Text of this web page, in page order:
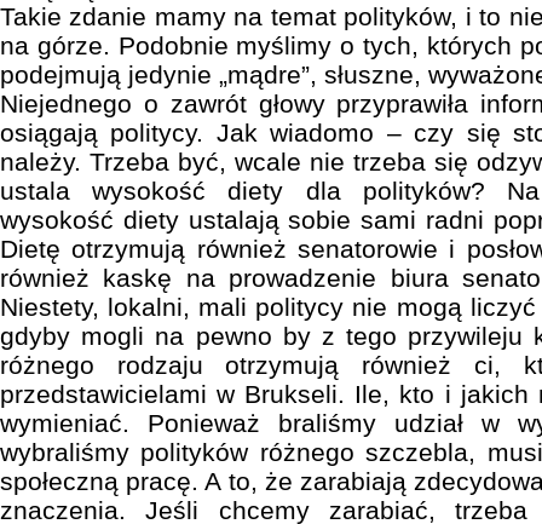
Takie zdanie mamy na temat polityków, i to
na górze. Podobnie myślimy o tych, których
podejmują jedynie „mądre”, słuszne,
Niejednego o zawrót głowy przyprawiła
osiągają politycy. Jak wiadomo – czy się
należy. Trzeba być, wcale nie trzeba się
ustala wysokość diety dla polityków?
wysokość diety ustalają sobie sami radni
Dietę otrzymują również senatorowie i
również kaskę na prowadzenie biura
Niestety, lokalni, mali politycy nie mogą
gdyby mogli na pewno by z tego przywileju
różnego rodzaju otrzymują również ci,
przedstawicielami w Brukseli. Ile, kto i jakich
wymieniać. Ponieważ braliśmy udział w
wybraliśmy polityków różnego szczebla,
społeczną pracę. A to, że zarabiają
znaczenia. Jeśli chcemy zarabiać,